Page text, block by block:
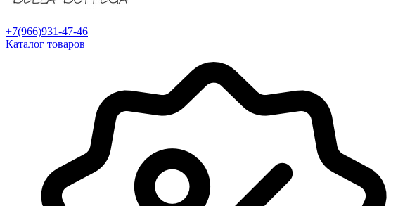
+7(966)931-47-46
Каталог товаров